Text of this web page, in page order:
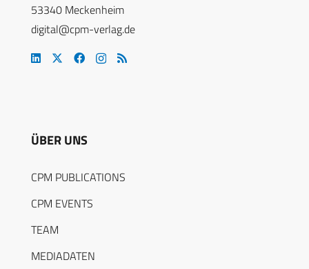
53340 Meckenheim
digital@cpm-verlag.de
ÜBER UNS
CPM PUBLICATIONS
CPM EVENTS
TEAM
MEDIADATEN